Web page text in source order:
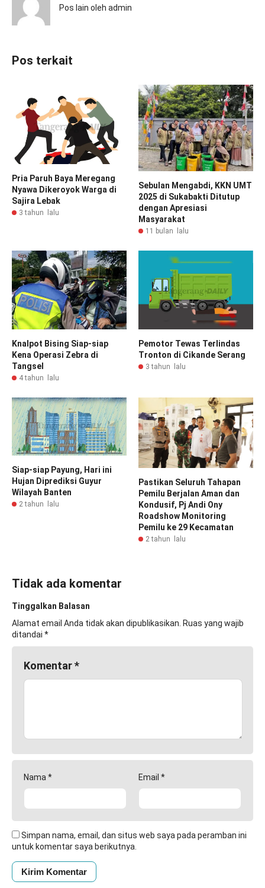
Pos lain oleh admin
Pos terkait
Pria Paruh Baya Meregang
Nyawa Dikeroyok Warga di
Sajira Lebak
3 tahun lalu
Sebulan Mengabdi, KKN UMT
2025 di Sukabakti Ditutup
dengan Apresiasi
Masyarakat
11 bulan lalu
Knalpot Bising Siap-siap
Kena Operasi Zebra di
Tangsel
4 tahun lalu
Pemotor Tewas Terlindas
Tronton di Cikande Serang
3 tahun lalu
Siap-siap Payung, Hari ini
Hujan Diprediksi Guyur
Wilayah Banten
2 tahun lalu
Pastikan Seluruh Tahapan
Pemilu Berjalan Aman dan
Kondusif, Pj Andi Ony
Roadshow Monitoring
Pemilu ke 29 Kecamatan
2 tahun lalu
Tidak ada komentar
Tinggalkan Balasan
Alamat email Anda tidak akan dipublikasikan. Ruas yang wajib
ditandai *
Komentar*
Nama * Email *
Simpan nama, email, dan situs web saya pada peramban ini
untuk komentar saya berikutnya.